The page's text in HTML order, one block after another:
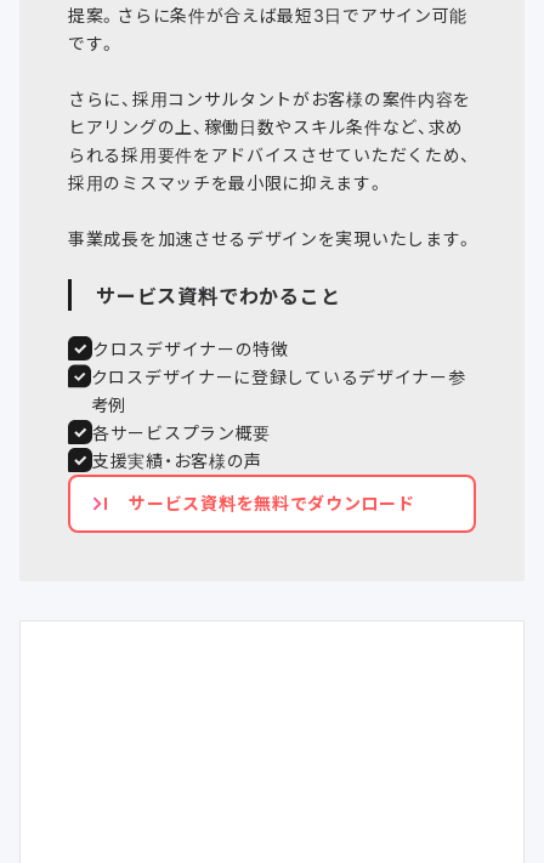
提案。さらに条件が合えば最短3日でアサイン可能
です。
さらに、採用コンサルタントがお客様の案件内容を
ヒアリングの上、稼働日数やスキル条件など、求め
られる採用要件をアドバイスさせていただくため、
採用のミスマッチを最小限に抑えます。
サービス資料でわかること
クロスデザイナーの特徴
クロスデザイナーに登録しているデザイナー参
考例
各サービスプラン概要
支援実績・お客様の声
サービス資料を無料でダウンロード